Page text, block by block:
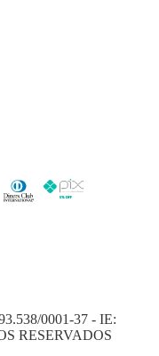
0001-37 - IE:
RESERVADOS